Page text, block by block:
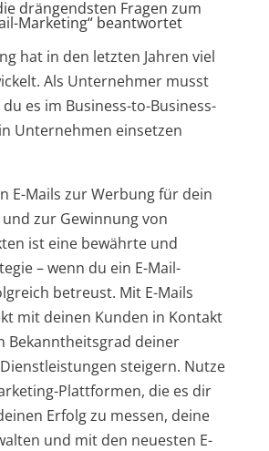
drängendsten Fragen zum
Marketing“ beantwortet
hat in den letzten Jahren viel
Als Unternehmer musst
es im Business-to-Business-
Unternehmen einsetzen
E-Mails zur Werbung für dein
zur Gewinnung von
ist eine bewährte und
– wenn du ein E-Mail-
betreust. Mit E-Mails
mit deinen Kunden in Kontakt
Bekanntheitsgrad deiner
steigern. Nutze
Plattformen, die es dir
Erfolg zu messen, deine
und mit den neuesten E-